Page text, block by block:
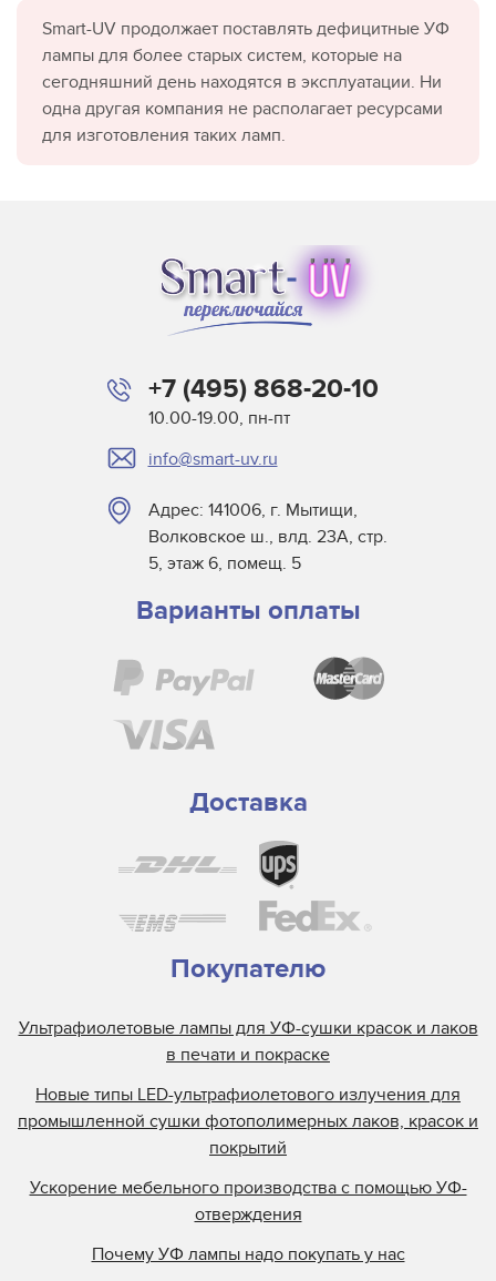
Smart-UV продолжает поставлять дефицитные УФ
лампы для более старых систем, которые на
сегодняшний день находятся в эксплуатации. Ни
одна другая компания не располагает ресурсами
для изготовления таких ламп.
+7 (495) 868-20-10
10.00-19.00, пн-пт
info@smart-uv.ru
Адрес: 141006, г. Мытищи,
Волковское ш., влд. 23А, стр.
5, этаж 6, помещ. 5
Варианты оплаты
Доставка
Покупателю
Ультрафиолетовые лампы для УФ-сушки красок и лаков
в печати и покраске
Новые типы LED-ультрафиолетового излучения для
промышленной сушки фотополимерных лаков, красок и
покрытий
Ускорение мебельного производства с помощью УФ-
отверждения
Почему УФ лампы надо покупать у нас